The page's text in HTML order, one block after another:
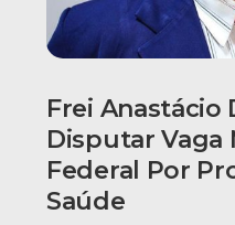
Frei Anastácio
Disputar Vaga
Federal Por
Saúde